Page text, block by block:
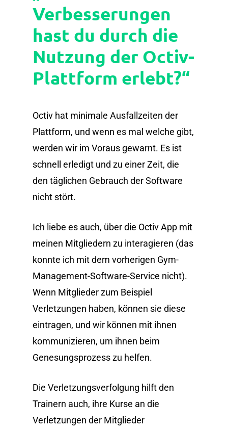
Verbesserungen
hast du durch die
Nutzung der Octiv-
Plattform erlebt?“
Octiv hat minimale Ausfallzeiten der
Plattform, und wenn es mal welche gibt,
werden wir im Voraus gewarnt. Es ist
schnell erledigt und zu einer Zeit, die
den täglichen Gebrauch der Software
nicht stört.
Ich liebe es auch, über die Octiv App mit
meinen Mitgliedern zu interagieren (das
konnte ich mit dem vorherigen Gym-
Management-Software-Service nicht).
Wenn Mitglieder zum Beispiel
Verletzungen haben, können sie diese
eintragen, und wir können mit ihnen
kommunizieren, um ihnen beim
Genesungsprozess zu helfen.
Die Verletzungsverfolgung hilft den
Trainern auch, ihre Kurse an die
Verletzungen der Mitglieder